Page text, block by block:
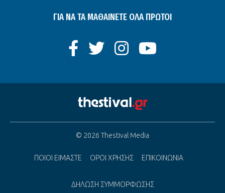
ΓΙΑ ΝΑ ΤΑ ΜΑΘΑΙΝΕΤΕ ΟΛΑ ΠΡΩΤΟΙ
© 2026 Thestival Media
ΠΟΙΟΙ ΕΙΜΑΣΤΕ ΟΡΟΙ ΧΡΗΣΗΣ ΕΠΙΚΟΙΝΩΝΙΑ
ΔΗΛΩΣΗ ΣΥΜΜΟΡΦΩΣΗΣ